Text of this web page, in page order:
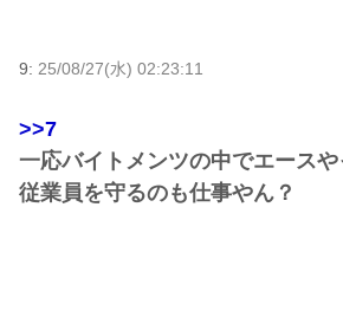
9: 25/08/27(水) 02:23:11
>>7
一応バイトメンツの中でエースや
従業員を守るのも仕事やん？